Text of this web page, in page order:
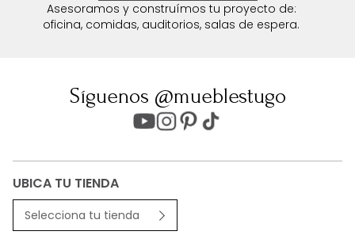
Asesoramos y construímos tu proyecto de:
oficina, comidas, auditorios, salas de espera.
Síguenos @mueblestugo
UBICA TU TIENDA
Selecciona tu tienda